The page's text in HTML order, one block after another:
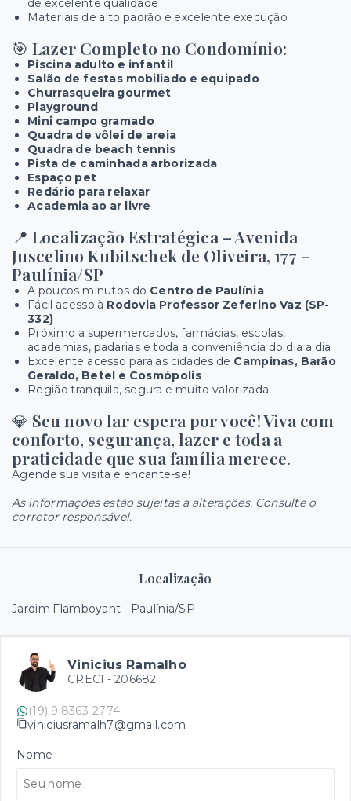
de excelente qualidade
Materiais de alto padrão e excelente execução
🎯 Lazer Completo no Condomínio:
Piscina adulto e infantil
Salão de festas mobiliado e equipado
Churrasqueira gourmet
Playground
Mini campo gramado
Quadra de vôlei de areia
Quadra de beach tennis
Pista de caminhada arborizada
Espaço pet
Redário para relaxar
Academia ao ar livre
📍 Localização Estratégica – Avenida
Juscelino Kubitschek de Oliveira, 177 –
Paulínia/SP
A poucos minutos do Centro de Paulínia
Fácil acesso à Rodovia Professor Zeferino Vaz (SP-
332)
Próximo a supermercados, farmácias, escolas,
academias, padarias e toda a conveniência do dia a dia
Excelente acesso para as cidades de Campinas, Barão
Geraldo, Betel e Cosmópolis
Região tranquila, segura e muito valorizada
💎 Seu novo lar espera por você! Viva com
conforto, segurança, lazer e toda a
praticidade que sua família merece.
Agende sua visita e encante-se!
As informações estão sujeitas a alterações. Consulte o
corretor responsável.
Localização
Jardim Flamboyant - Paulínia/SP
Vinicius Ramalho
CRECI - 206682
(19) 9 8363-2774
viniciusramalh7@gmail.com
Nome